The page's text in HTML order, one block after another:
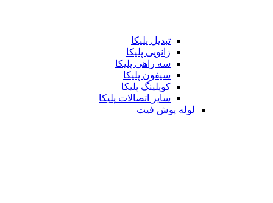
تبدیل پلیکا
زانویی پلیکا
سه راهی پلیکا
سیفون پلیکا
کوپلینگ پلیکا
سایر اتصالات پلیکا
لوله پوش فیت